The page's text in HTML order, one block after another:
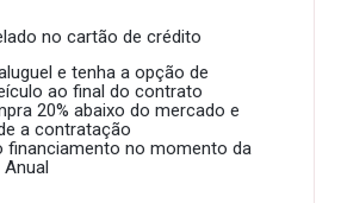
no cartão de crédito
e tenha a opção de
ao final do contrato
20% abaixo do mercado e
a contratação
financiamento no momento da